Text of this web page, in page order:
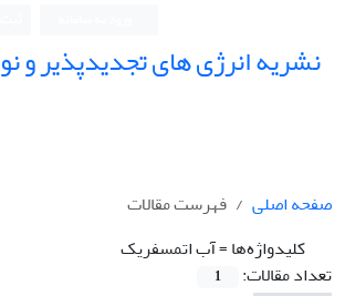
نشریه انرژی های تجدیدپذیر و نو
صفحه اصلی
فهرست مقالات
کلیدواژه‌ها =آب اتمسفریک
تعداد مقالات:
1